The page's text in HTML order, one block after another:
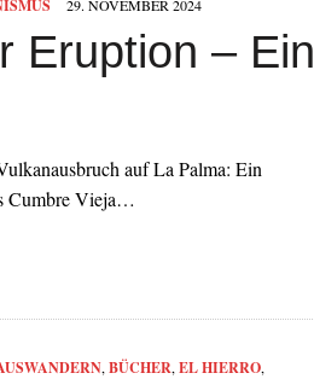
29. NOVEMBER 2024
Eruption – Ein
auf La Palma: Ein
Cumbre Vieja…
, BÜCHER, EL HIERRO,